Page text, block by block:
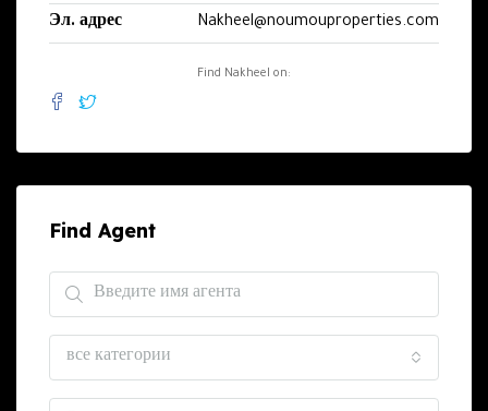
Эл. адрес Nakheel@noumouproperties.com
Find Nakheel on:
Find Agent
все категории